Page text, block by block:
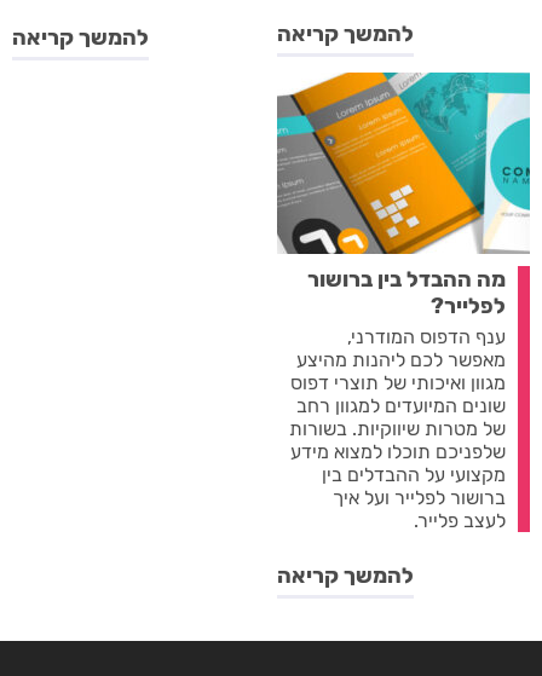
להמשך קריאה להמשך קריאה
מה ההבדל בין ברושור
לפלייר?
ענף הדפוס המודרני,
מאפשר לכם ליהנות מהיצע
מגוון ואיכותי של תוצרי דפוס
שונים המיועדים למגוון רחב
של מטרות שיווקיות. בשורות
שלפניכם תוכלו למצוא מידע
מקצועי על ההבדלים בין
ברושור לפלייר ועל איך
לעצב פלייר.
להמשך קריאה